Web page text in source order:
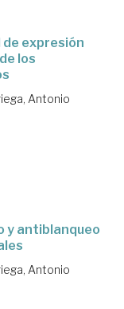
expresión
los
Antonio
y antiblanqueo
Antonio